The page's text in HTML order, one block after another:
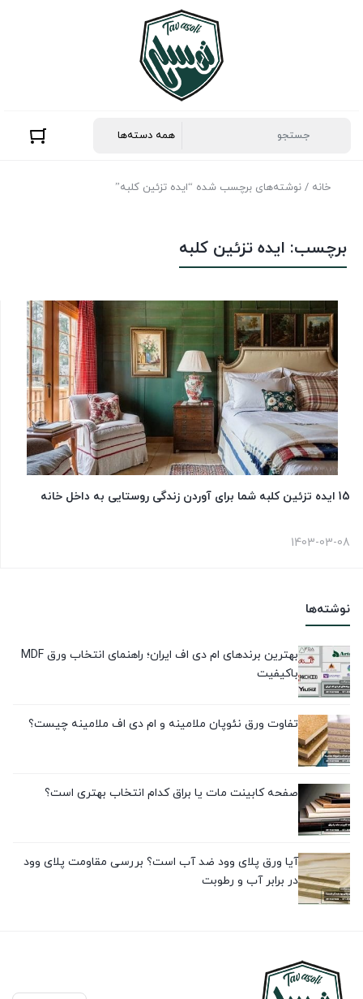
خانه / نوشته‌های برچسب شده “ایده تزئین کلبه”
نوشته‌ها
بهترین برندهای ام دی اف ایران؛ راهنمای انتخاب ورق MDF
باکیفیت
تفاوت ورق نئوپان ملامینه و ام دی اف ملامینه چیست؟
صفحه کابینت مات یا براق کدام انتخاب بهتری است؟
آیا ورق پلای وود ضد آب است؟ بررسی مقاومت پلای وود
در برابر آب و رطوبت
برچسب: ایده تزئین کلبه
15 ایده تزئین کلبه شما برای آوردن زندگی روستایی به داخل خانه
1403-03-08